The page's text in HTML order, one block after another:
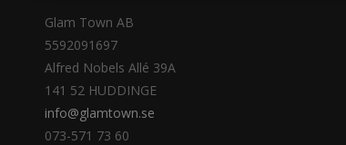
Glam Town AB
5592091697
Alfred Nobels Allé 39A
141 52 HUDDINGE
info@glamtown.se
073-571 73 60